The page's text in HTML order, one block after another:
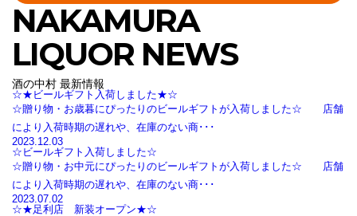
NAKAMURA
LIQUOR NEWS
酒の中村 最新情報
☆★ビールギフト入荷しました★☆
☆贈り物・お歳暮にぴったりのビールギフトが入荷しました☆ 店舗
により入荷時期の遅れや、在庫のない商･･･
2023.12.03
☆ビールギフト入荷しました☆
☆贈り物・お中元にぴったりのビールギフトが入荷しました☆ 店舗
により入荷時期の遅れや、在庫のない商･･･
2023.07.02
☆★足利店 新装オープン★☆